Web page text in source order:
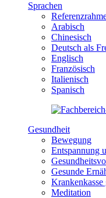
Sprachen
Arabisch
Chinesisch
Deutsch als
Englisch
Französisch
Italienisch
Spanisch
Gesundheit
Bewegung
Entspannung
Gesunde
Meditation